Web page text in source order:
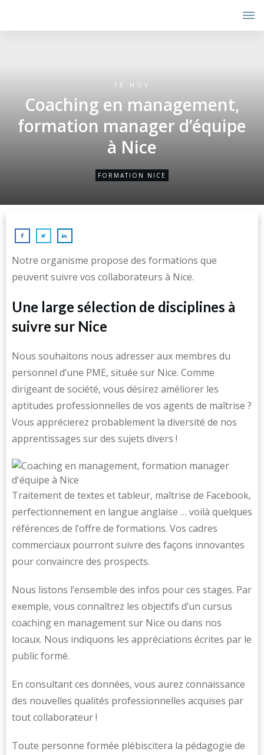
18 NOV
Coaching en management,
formation manager d’équipe
à Nice
FORMATION NICE
Notre organisme propose des formations que
peuvent suivre vos collaborateurs à Nice.
Une large sélection de disciplines à
suivre sur Nice
Nous souhaitons nous adresser aux membres du
personnel d’une PME, située sur Nice. Comme
dirigeant de société, vous désirez améliorer les
aptitudes professionnelles de vos agents de maîtrise ?
Vous apprécierez probablement la diversité de nos
apprentissages sur des sujets divers !
Traitement de textes et tableur, maîtrise de Facebook,
perfectionnement en langue anglaise … voilà quelques
références de l’offre de formations. Vos cadres
commerciaux pourront suivre des façons innovantes
pour convaincre des prospects.
Nous listons l’ensemble des infos pour ces stages. Par
exemple, vous connaîtrez les objectifs d’un cursus
coaching en management sur Nice ou dans nos
locaux. Nous indiquons les appréciations écrites par le
public formé.
En consultant ces données, vous aurez connaissance
des nouvelles qualités professionnelles acquises par
tout collaborateur !
Toute personne formée plébiscitera la pédagogie de